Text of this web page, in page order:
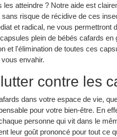
atteindre ? Notre aide est
sans risque de récidive de ces
et radical, ne vous permettront
plein de bébés cafards
et l'élimination de toutes ces
envahir.
contre les
dans votre espace de vie,
pour votre bien-être. En
personne qui vit dans le
leur goût prononcé pour tout ce